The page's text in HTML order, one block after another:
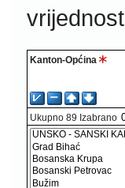
vrijednost
Kanton-Općina
Ukupno 89 Izabrano